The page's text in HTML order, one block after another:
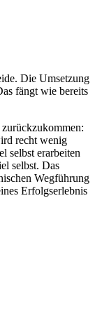
Die Umsetzung
fängt wie bereits
recht wenig
selbst erarbeiten
selbst. Das
Wegführung
Erfolgserlebnis